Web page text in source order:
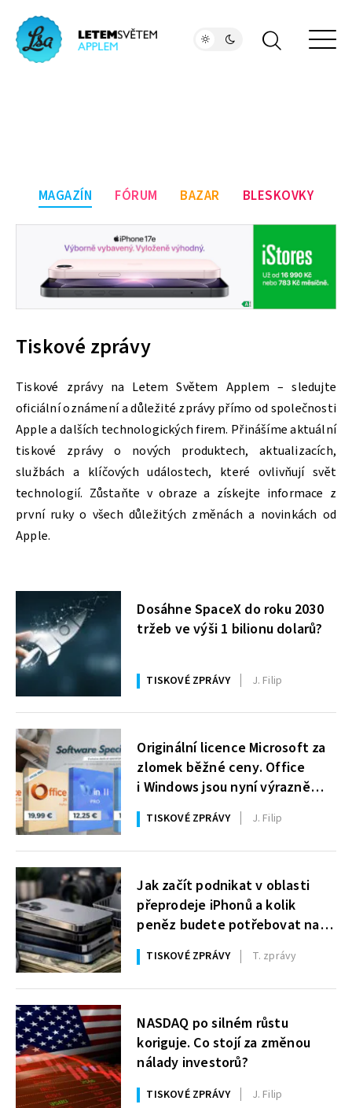
MAGAZÍN FÓRUM BAZAR BLESKOVKY
Tiskové zprávy
Tiskové zprávy na Letem Světem Applem – sledujte
oficiální oznámení a důležité zprávy přímo od společnosti
Apple a dalších technologických firem. Přinášíme aktuální
tiskové zprávy o nových produktech, aktualizacích,
službách a klíčových událostech, které ovlivňují svět
technologií. Zůstaňte v obraze a získejte informace z
první ruky o všech důležitých změnách a novinkách od
Apple.
Dosáhne SpaceX do roku 2030
tržeb ve výši 1 bilionu dolarů?
TISKOVÉ ZPRÁVY J. Filip
Originální licence Microsoft za
zlomek běžné ceny. Office
i Windows jsou nyní výrazně
zlevněné
TISKOVÉ ZPRÁVY J. Filip
Jak začít podnikat v oblasti
přeprodeje iPhonů a kolik
peněz budete potřebovat na
začátek?
TISKOVÉ ZPRÁVY T. zprávy
NASDAQ po silném růstu
koriguje. Co stojí za změnou
nálady investorů?
TISKOVÉ ZPRÁVY J. Filip